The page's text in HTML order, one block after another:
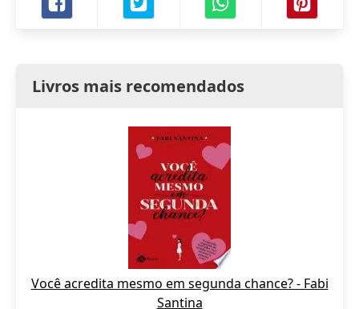
Livros mais recomendados
Você acredita mesmo em segunda chance? - Fabi
Santina